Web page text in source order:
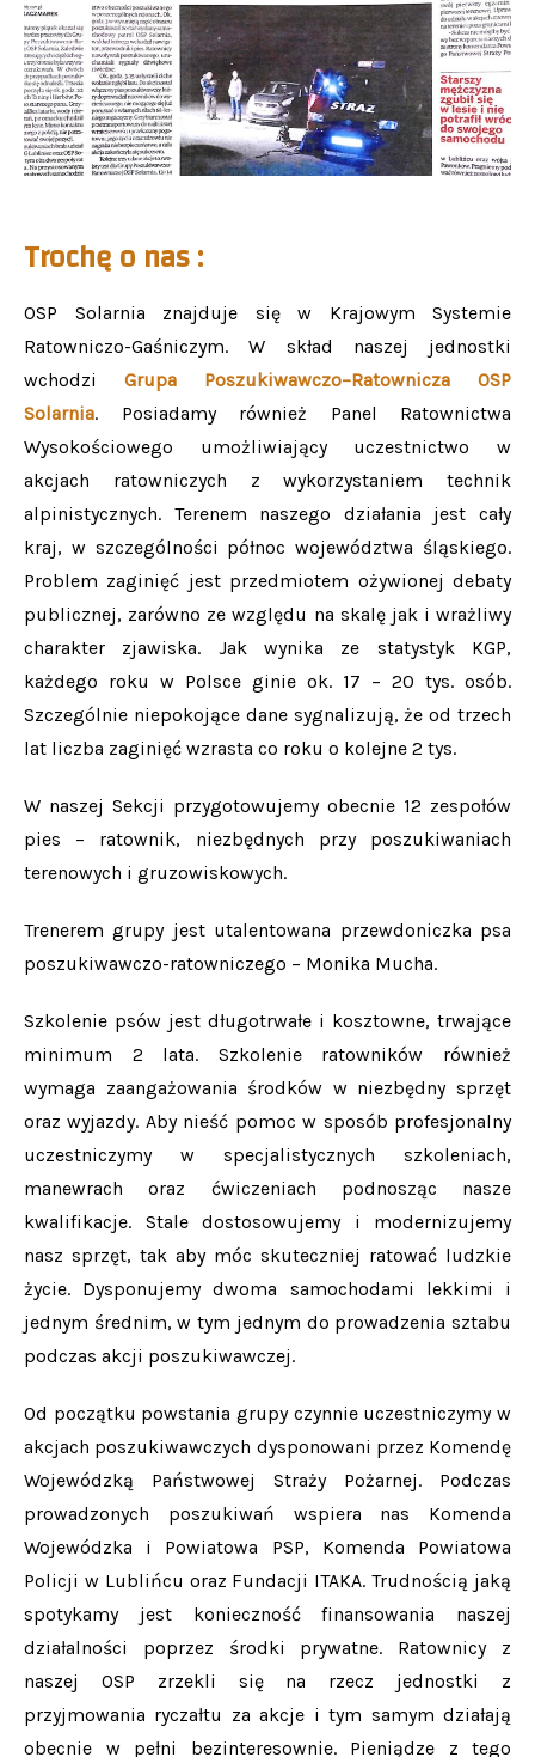
Trochę o nas :
OSP Solarnia znajduje się w Krajowym Systemie
Ratowniczo-Gaśniczym. W skład naszej jednostki
wchodzi Grupa Poszukiwawczo–Ratownicza OSP
Solarnia. Posiadamy również Panel Ratownictwa
Wysokościowego umożliwiający uczestnictwo w
akcjach ratowniczych z wykorzystaniem technik
alpinistycznych. Terenem naszego działania jest cały
kraj, w szczególności północ województwa śląskiego.
Problem zaginięć jest przedmiotem ożywionej debaty
publicznej, zarówno ze względu na skalę jak i wrażliwy
charakter zjawiska. Jak wynika ze statystyk KGP,
każdego roku w Polsce ginie ok. 17 – 20 tys. osób.
Szczególnie niepokojące dane sygnalizują, że od trzech
lat liczba zaginięć wzrasta co roku o kolejne 2 tys.
W naszej Sekcji przygotowujemy obecnie 12 zespołów
pies – ratownik, niezbędnych przy poszukiwaniach
terenowych i gruzowiskowych.
Trenerem grupy jest utalentowana przewdoniczka psa
poszukiwawczo-ratowniczego – Monika Mucha.
Szkolenie psów jest długotrwałe i kosztowne, trwające
minimum 2 lata. Szkolenie ratowników również
wymaga zaangażowania środków w niezbędny sprzęt
oraz wyjazdy. Aby nieść pomoc w sposób profesjonalny
uczestniczymy w specjalistycznych szkoleniach,
manewrach oraz ćwiczeniach podnosząc nasze
kwalifikacje. Stale dostosowujemy i modernizujemy
nasz sprzęt, tak aby móc skuteczniej ratować ludzkie
życie. Dysponujemy dwoma samochodami lekkimi i
jednym średnim, w tym jednym do prowadzenia sztabu
podczas akcji poszukiwawczej.
Od początku powstania grupy czynnie uczestniczymy w
akcjach poszukiwawczych dysponowani przez Komendę
Wojewódzką Państwowej Straży Pożarnej. Podczas
prowadzonych poszukiwań wspiera nas Komenda
Wojewódzka i Powiatowa PSP, Komenda Powiatowa
Policji w Lublińcu oraz Fundacji ITAKA. Trudnością jaką
spotykamy jest konieczność finansowania naszej
działalności poprzez środki prywatne. Ratownicy z
naszej OSP zrzekli się na rzecz jednostki z
przyjmowania ryczałtu za akcje i tym samym działają
obecnie w pełni bezinteresownie. Pieniądze z tego